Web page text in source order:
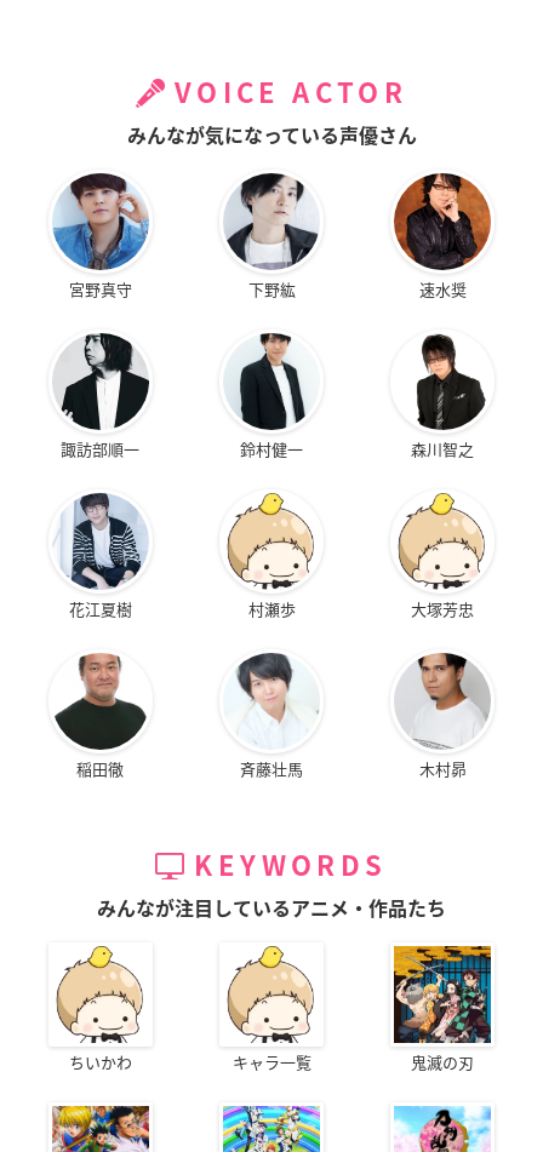
VOICE ACTOR
みんなが気になっている声優さん
宮野真守 下野紘 速水奨
諏訪部順一 鈴村健一 森川智之
花江夏樹 村瀬歩 大塚芳忠
稲田徹 斉藤壮馬 木村昴
KEYWORDS
みんなが注目しているアニメ・作品たち
ちいかわ キャラ一覧 鬼滅の刃